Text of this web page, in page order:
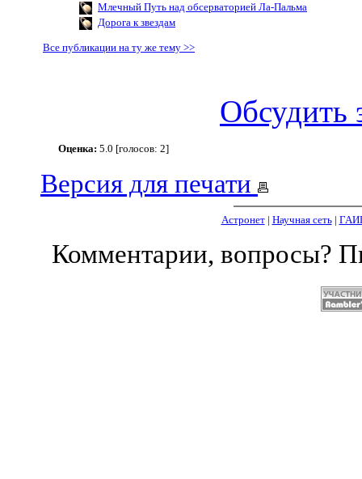
Млечный Путь над обсерваторией Ла-Пальма
Дорога к звездам
Все публикации на ту же тему >>
Обсудить
Оценка: 5.0 [голосов: 2]
Версия для печати
Астронет| Научная сеть|
Комментарии, вопросы?